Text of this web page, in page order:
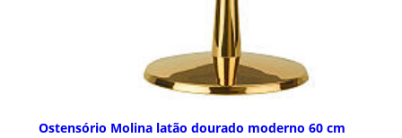
Ostensório Molina latão dourado moderno 60 cm